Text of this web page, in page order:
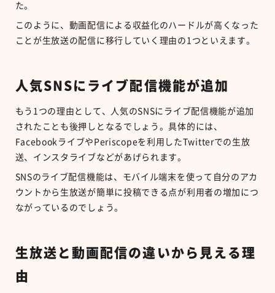
た。
このように、動画配信による収益化のハードルが高くなった
ことが生放送の配信に移行していく理由の1つといえます。
人気SNSにライブ配信機能が追加
もう1つの理由として、人気のSNSにライブ配信機能が追加
されたことも後押しとなるでしょう。具体的には、
FacebookライブやPeriscopeを利用したTwitterでの生放
送、インスタライブなどがあげられます。
SNSのライブ配信機能は、モバイル端末を使って自分のアカ
ウントから生放送が簡単に投稿できる点が利用者の増加につ
ながっているのでしょう。
生放送と動画配信の違いから見える理
由